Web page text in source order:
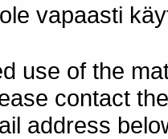
vapaasti
use of the
contact
address